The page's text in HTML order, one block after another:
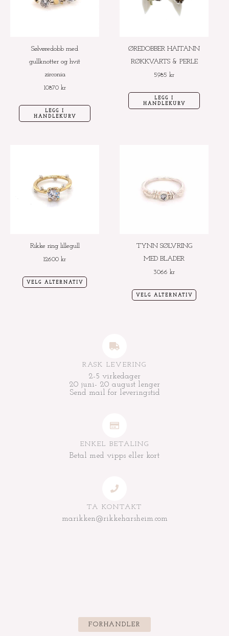
Sølvøredobb med
gullknotter og hvit
zirconia
10870 kr
LEGG I
HANDLEKURV
ØREDOBBER HAITANN
RØKKVARTS & PERLE
5985 kr
LEGG I
HANDLEKURV
Rikke ring lillegull
12600 kr
VELG ALTERNATIV
TYNN SØLVRING
MED BLADER
3066 kr
VELG ALTERNATIV
RASK LEVERING
2-5 virkedager
20 juni- 20 august lenger
Send mail for leveringstid
ENKEL BETALING
Betal med vipps eller kort
TA KONTAKT
marikken@rikkeharsheim.com
FORHANDLER